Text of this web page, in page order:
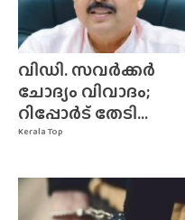
Kerala Top
വിഡി. സവർക്കർ
ചോദ്യം വിവാദം;
റിപ്പോർട് തേടി...